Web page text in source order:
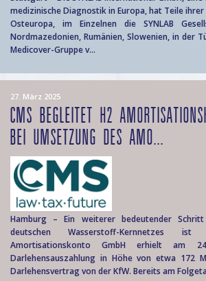
medizinische Diagnostik in Europa, hat Teile
Osteuropa, im Einzelnen die SYNLAB
Nordmazedonien, Rumänien, Slowenien, in der
Medicover-Gruppe v...
27. März 2025
CMS BEGLEITET H2
BEI UMSETZUNG DES AMO...
Hamburg – Ein weiterer bedeutender
deutschen Wasserstoff-Kernnetzes
Amortisationskonto GmbH erhielt am
Darlehensauszahlung in Höhe von etwa 172
Darlehensvertrag von der KfW. Bereits am